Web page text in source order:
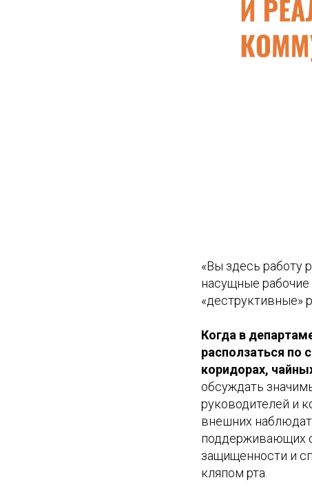
«Вы здесь работу
насущные
«деструктивные»
Когда в
расползаться по
коридорах,
обсуждать
руководителей и
внешних
поддерживающих
защищенности и
кляпом рта.